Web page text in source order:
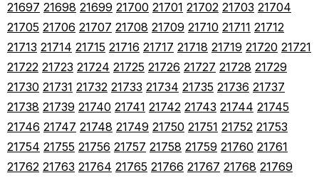
21697 21698 21699 21700 21701 21702 21703 21704
21705 21706 21707 21708 21709 21710 21711 21712
21713 21714 21715 21716 21717 21718 21719 21720 21721
21722 21723 21724 21725 21726 21727 21728 21729
21730 21731 21732 21733 21734 21735 21736 21737
21738 21739 21740 21741 21742 21743 21744 21745
21746 21747 21748 21749 21750 21751 21752 21753
21754 21755 21756 21757 21758 21759 21760 21761
21762 21763 21764 21765 21766 21767 21768 21769